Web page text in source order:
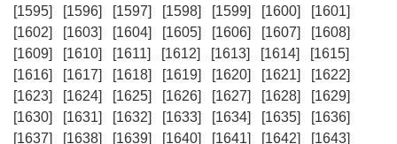
[1595]
[1596] [1597] [1598] [1599] [1600]
[1601]
[1602]
[1603] [1604] [1605] [1606] [1607]
[1608]
[1609]
[1610] [1611] [1612] [1613] [1614]
[1615]
[1616]
[1617] [1618] [1619] [1620] [1621]
[1622]
[1623]
[1624] [1625] [1626] [1627] [1628]
[1629]
[1630]
[1631] [1632] [1633] [1634] [1635]
[1636]
[1637]
[1638] [1639] [1640] [1641] [1642]
[1643]